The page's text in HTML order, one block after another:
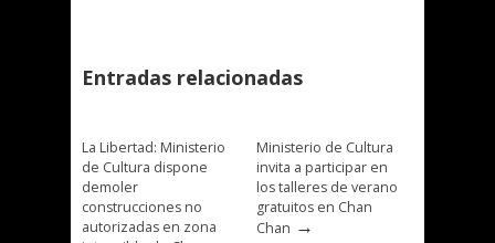
Entradas relacionadas
La Libertad: Ministerio
de Cultura dispone
demoler
construcciones no
autorizadas en zona
Ministerio de Cultura
invita a participar en
los talleres de verano
gratuitos en Chan
Chan →